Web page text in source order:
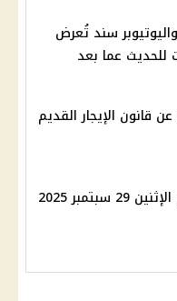
سند تُعرض
عما بعد
قانون الإيجار القديم
أسعار السجائر اليوم الإثنين 29 سبتمبر 2025